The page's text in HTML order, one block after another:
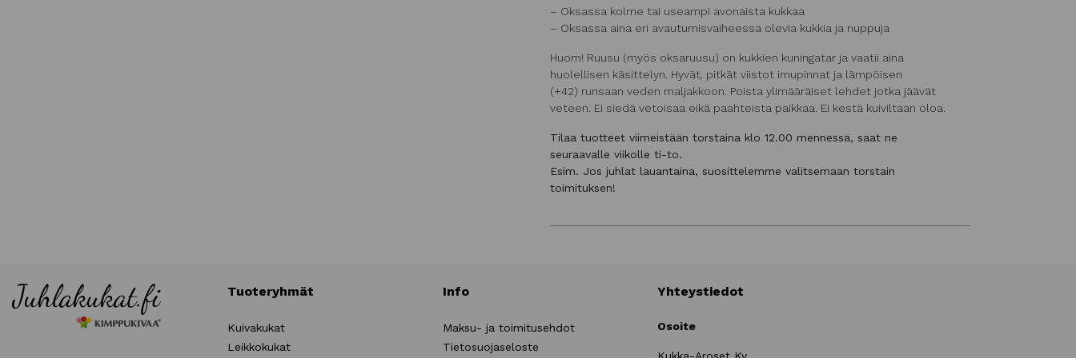
– Oksassa kolme tai useampi avonaista kukkaa
– Oksassa aina eri avautumisvaiheessa olevia kukkia ja nuppuja
Huom! Ruusu (myös oksaruusu) on kukkien kuningatar ja vaatii aina
huolellisen käsittelyn. Hyvät, pitkät viistot imupinnat ja lämpöisen
(+42) runsaan veden maljakkoon. Poista ylimääräiset lehdet jotka jäävät
veteen. Ei siedä vetoisaa eikä paahteista paikkaa. Ei kestä kuiviltaan oloa.
Tilaa tuotteet viimeistään torstaina klo 12.00 mennessä, saat ne
seuraavalle viikolle ti-to.
Esim. Jos juhlat lauantaina, suosittelemme valitsemaan torstain
toimituksen!
Tuoteryhmät
Kuivakukat
Leikkokukat
Info
Maksu- ja toimitusehdot
Tietosuojaseloste
Yhteystiedot
Osoite